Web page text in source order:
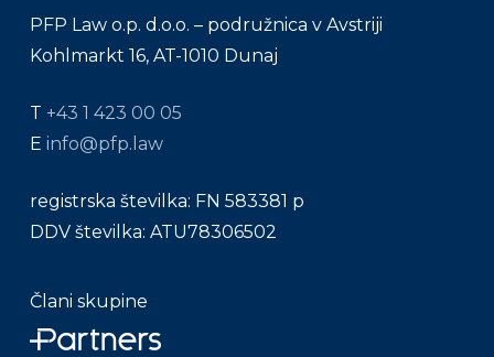
PFP Law o.p. d.o.o. – podružnica v Avstriji
Kohlmarkt 16, AT-1010 Dunaj
T +43 1 423 00 05
E info@pfp.law
registrska številka: FN 583381 p
DDV številka: ATU78306502
Člani skupine